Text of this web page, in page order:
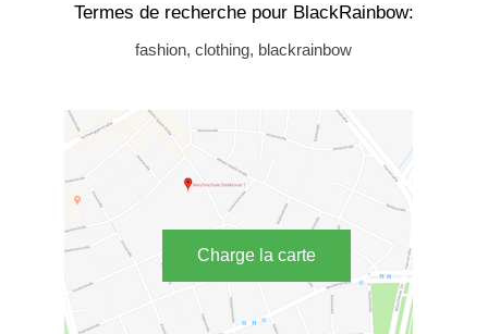
Termes de recherche pour BlackRainbow:
fashion, clothing, blackrainbow
Charge la carte